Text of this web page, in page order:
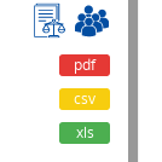
pdf
csv
xls